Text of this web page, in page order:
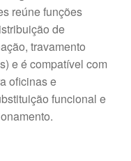
reúne funções
de
travamento
e é compatível com
oficinas e
funcional e